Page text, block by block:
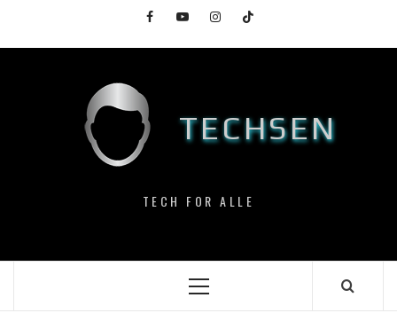
content
FacebookYouTubeInstagramTikTok
TECHSEN
TECH FOR ALLE
Primary